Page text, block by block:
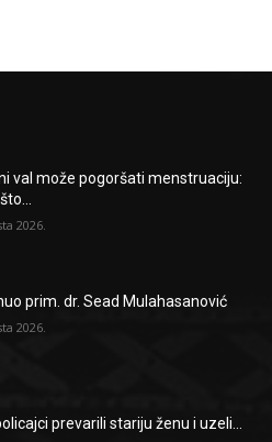
val može pogoršati menstruaciju:
2026.
prim. dr. Sead Mulahasanović
2026.
prevarili stariju ženu i uzeli...